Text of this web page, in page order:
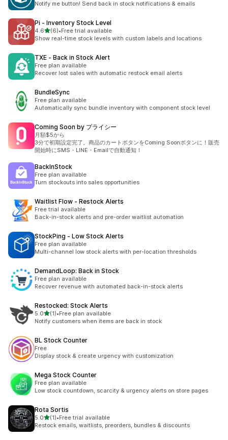
Notify me button! Send back in stock notifications & emails
Pi ‑ Inventory Stock Level
4.65つ星中
(6)
合計レビュー数：6件
•Free trial available
Show real-time stock levels with custom labels and locations
TXE ‑ Back in Stock Alert
Free plan available
Recover lost sales with automatic restock email alerts
BundleSync
Free plan available
Automatically sync bundle inventory with component stock level
Coming Soon by プライシー
月額$5から
3分で初期設定完了。商品のカートボタンをComing Soonボタンに！販売
開始時にSMS・LINE・Emailで自動通知！
BackInStock
Free plan available
Turn stockouts into sales opportunities
Waitlist Flow ‑ Restock Alerts
Free trial available
Back-in-stock alerts and pre-order waitlist automation
StockPing ‑ Low Stock Alerts
Free plan available
Multi-channel low stock alerts with per-location thresholds
DemandLoop: Back in Stock
Free plan available
Recover revenue with automated back-in-stock alerts
Restocked: Stock Alerts
5.05つ星中
(1)
合計レビュー数：1件
•Free plan available
Notify customers when items are back in stock
BL Stock Counter
Free
Display stock & create urgency with customization
Mega Stock Counter
Free plan available
Low stock countdown, scarcity & urgency alerts on store pages
Rota Sortis
5.05つ星中
(1)
合計レビュー数：1件
•Free trial available
Restock emails, waitlists, preorders, bundles & discounts